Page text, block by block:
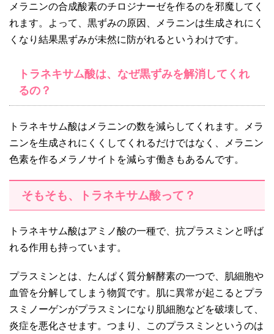
メラニンの合成酸素のチロジナーゼを作るのを邪魔してく
れます。よって、黒ずみの原因、メラニンは生成されにく
くなり結果黒ずみが未然に防がれるというわけです。
トラネキサム酸は、なぜ黒ずみを解消してくれ
るの？
トラネキサム酸はメラニンの数を減らしてくれます。メラ
ニンを生成されにくくしてくれるだけではなく、メラニン
色素を作るメラノサイトを減らす働きもあるんです。
そもそも、トラネキサム酸って？
トラネキサム酸はアミノ酸の一種で、抗プラスミンと呼ば
れる作用も持っています。
プラスミンとは、たんぱく質分解酵素の一つで、肌細胞や
血管を分解してしまう物質です。肌に異常が起こるとプラ
スミノーゲンがプラスミンになり肌細胞などを破壊して、
炎症を悪化させます。つまり、このプラスミンというのは